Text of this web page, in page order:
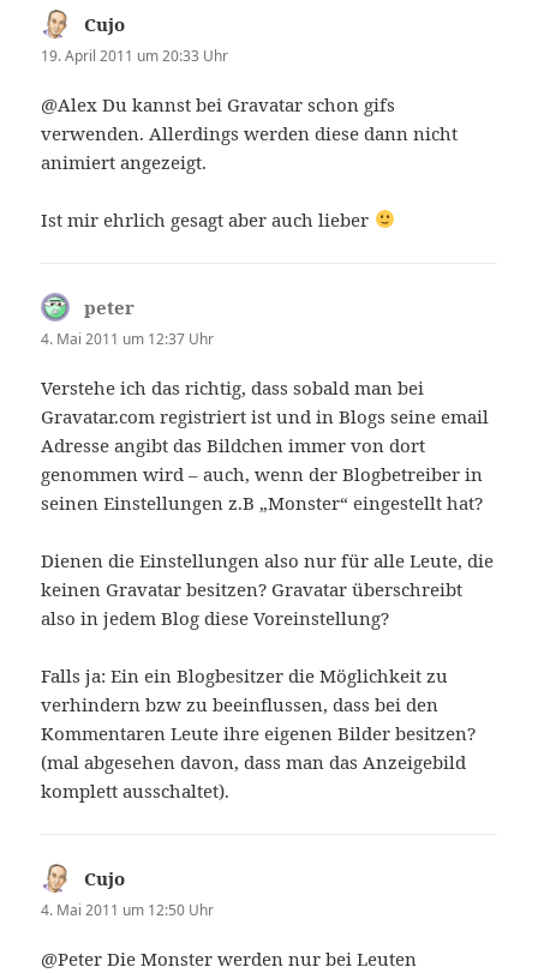
Cujo
19. April 2011 um 20:33 Uhr
@Alex Du kannst bei Gravatar schon gifs
verwenden. Allerdings werden diese dann nicht
animiert angezeigt.
Ist mir ehrlich gesagt aber auch lieber
peter
4. Mai 2011 um 12:37 Uhr
Verstehe ich das richtig, dass sobald man bei
Gravatar.com registriert ist und in Blogs seine email
Adresse angibt das Bildchen immer von dort
genommen wird – auch, wenn der Blogbetreiber in
seinen Einstellungen z.B „Monster“ eingestellt hat?
Dienen die Einstellungen also nur für alle Leute, die
keinen Gravatar besitzen? Gravatar überschreibt
also in jedem Blog diese Voreinstellung?
Falls ja: Ein ein Blogbesitzer die Möglichkeit zu
verhindern bzw zu beeinflussen, dass bei den
Kommentaren Leute ihre eigenen Bilder besitzen?
(mal abgesehen davon, dass man das Anzeigebild
komplett ausschaltet).
Cujo
4. Mai 2011 um 12:50 Uhr
@Peter Die Monster werden nur bei Leuten